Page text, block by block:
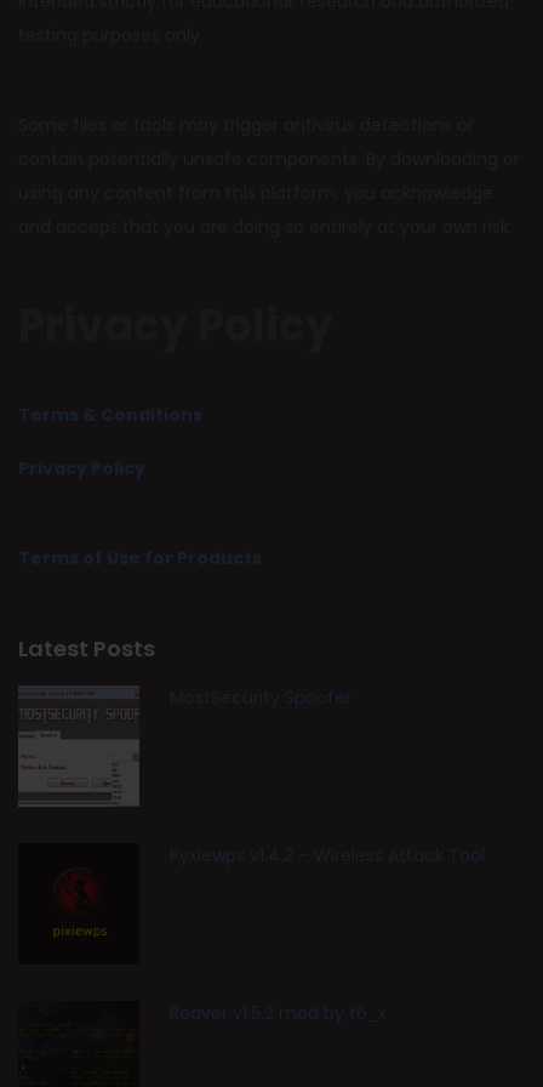
Terms & Conditions
Privacy Policy
Terms of Use for Products
Latest Posts
MostSecurity Spoofer
Pyxiewps v1.4.2 – Wireless Attack Tool
Reaver v1.5.2 mod by t6_x